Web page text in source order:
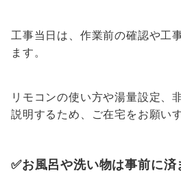
工事当日は、作業前の確認や工
ます。
リモコンの使い方や湯量設定、
説明するため、ご在宅をお願い
✅お風呂や洗い物は事前に済